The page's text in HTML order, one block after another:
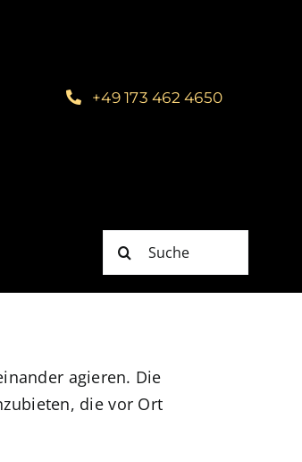
+49 173 462 4650
Suche
nach:
agieren. Die
die vor Ort